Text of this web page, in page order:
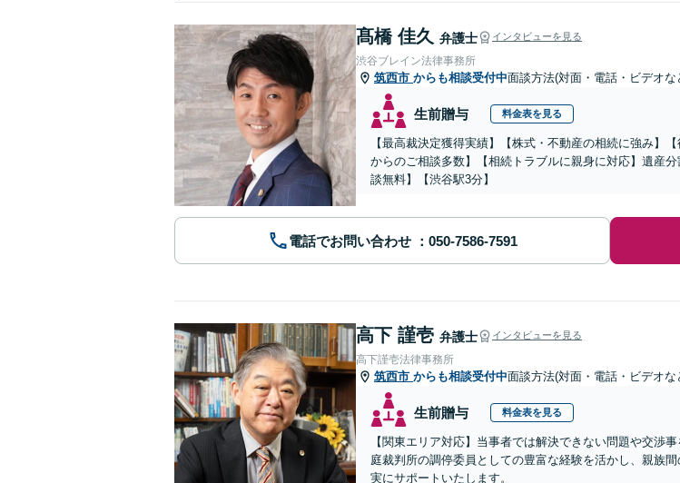
髙橋 佳久 弁護士 インタビューを見る
渋谷ブレイン法律事務所
筑西市 からも相談受付中面談方法(対面・電話・ビデオな
生前贈与 料金表を見る
【最高裁決定獲得実績】【株式・不動産の相続に強み】
からのご相談多数】【相続トラブルに親身に対応】遺産
談無料】【渋谷駅3分】
電話でお問い合わせ
高下 謹壱 弁護士 インタビューを見る
高下謹壱法律事務所
筑西市 からも相談受付中面談方法(対面・電話・ビデオな
生前贈与 料金表を見る
【関東エリア対応】当事者では解決できない問題や交渉
庭裁判所の調停委員としての豊富な経験を活かし、親族
実にサポートいたします。